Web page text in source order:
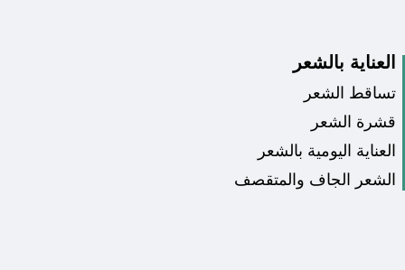
العناية بالشعر
تساقط الشعر
قشرة الشعر
العناية اليومية بالشعر
الشعر الجاف والمتقصف